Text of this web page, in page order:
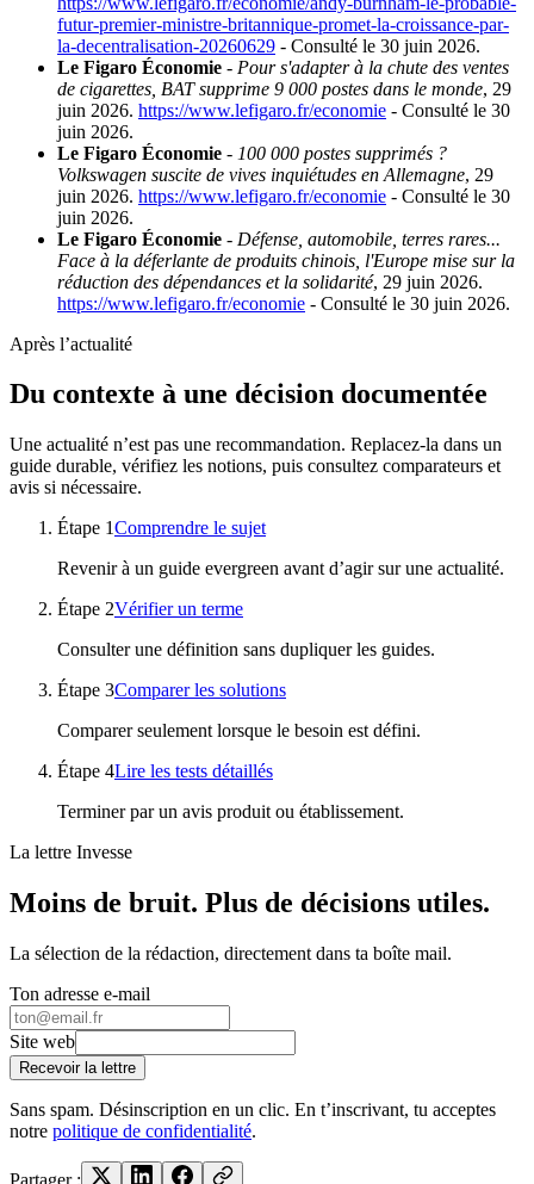
futur-premier-ministre-britannique-promet-la-croissance-par-
la-decentralisation-20260629 - Consulté le 30 juin 2026.
Le Figaro Économie - Pour s'adapter à la chute des ventes
de cigarettes, BAT supprime 9 000 postes dans le monde, 29
juin 2026. https://www.lefigaro.fr/economie - Consulté le 30
juin 2026.
Le Figaro Économie - 100 000 postes supprimés ?
Volkswagen suscite de vives inquiétudes en Allemagne, 29
juin 2026. https://www.lefigaro.fr/economie - Consulté le 30
juin 2026.
Le Figaro Économie - Défense, automobile, terres rares...
Face à la déferlante de produits chinois, l'Europe mise sur la
réduction des dépendances et la solidarité, 29 juin 2026.
https://www.lefigaro.fr/economie - Consulté le 30 juin 2026.
Après l’actualité
Du contexte à une décision documentée
Une actualité n’est pas une recommandation. Replacez-la dans un
guide durable, vérifiez les notions, puis consultez comparateurs et
avis si nécessaire.
Étape 1Comprendre le sujet
Revenir à un guide evergreen avant d’agir sur une actualité.
Étape 2Vérifier un terme
Consulter une définition sans dupliquer les guides.
Étape 3Comparer les solutions
Comparer seulement lorsque le besoin est défini.
Étape 4Lire les tests détaillés
Terminer par un avis produit ou établissement.
La lettre Invesse
Moins de bruit. Plus de décisions utiles.
La sélection de la rédaction, directement dans ta boîte mail.
Ton adresse e-mail
Site web
Recevoir la lettre
Sans spam. Désinscription en un clic. En t’inscrivant, tu acceptes
notre politique de confidentialité.